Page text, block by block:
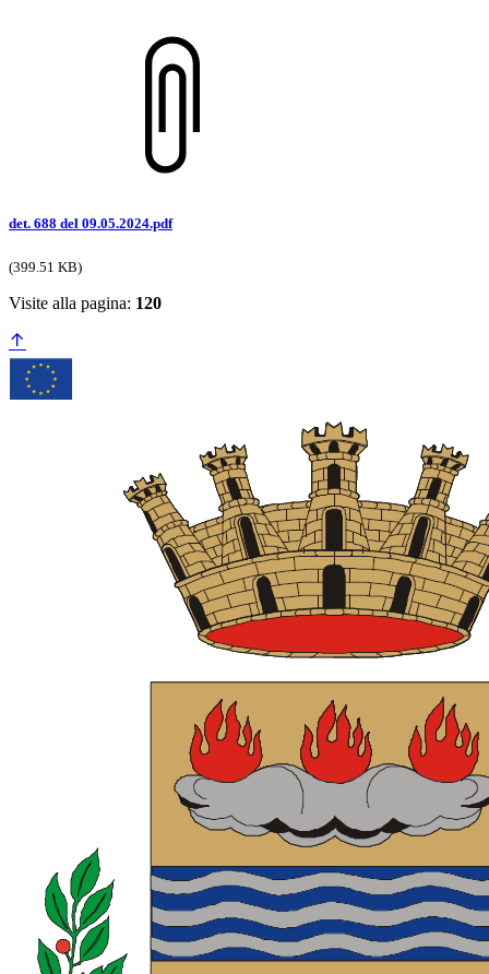
det. 688 del 09.05.2024.pdf
(399.51 KB)
Visite alla pagina: 120